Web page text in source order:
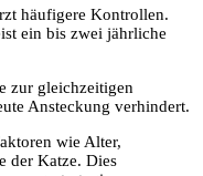
häufigere Kontrollen.
ein bis zwei jährliche
zur gleichzeitigen
Ansteckung verhindert.
wie Alter,
der Katze. Dies